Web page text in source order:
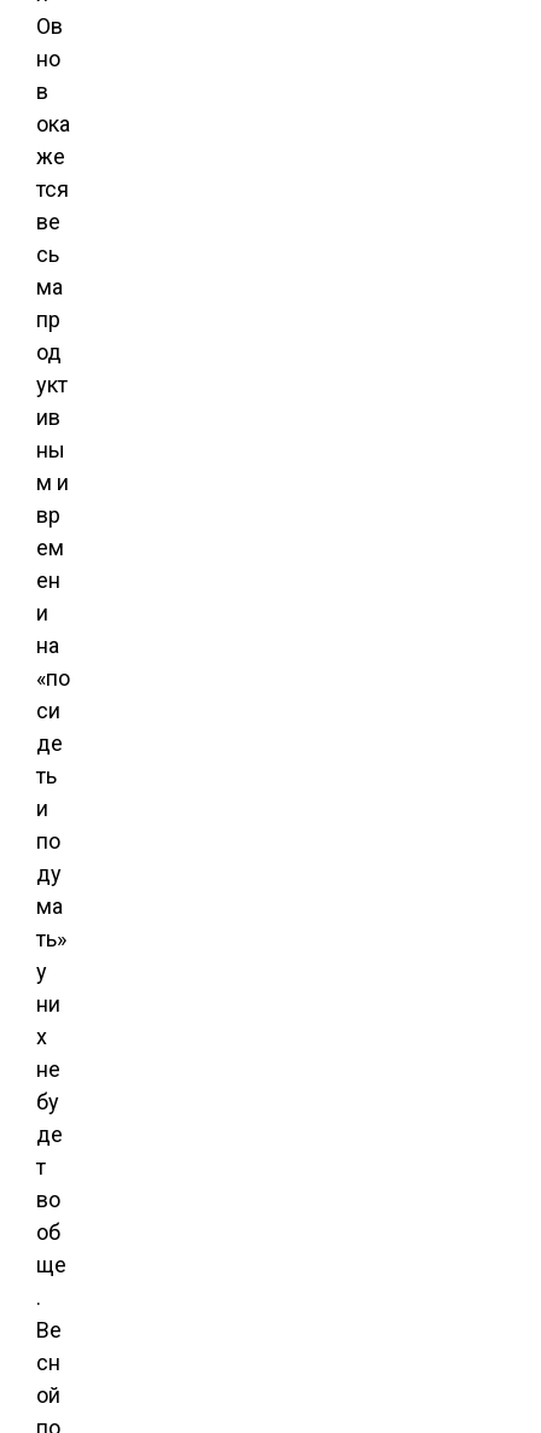
Ов
но
в
ока
же
тся
ве
сь
ма
пр
од
укт
ив
ны
м и
вр
ем
ен
и
на
«по
си
де
ть
и
по
ду
ма
ть»
у
ни
х
не
бу
де
т
во
об
ще
.
Ве
сн
ой
по